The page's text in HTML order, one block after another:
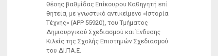
θέσης βαθμίδας Επίκουρου Καθηγητή επί
θητεία, με γνωστικό αντικείμενο «Ιστορία
Τέχνης» (ΑΡΡ 55920), του Τμήματος
Δημιουργικού Σχεδιασμού και Ένδυσης
Κιλκίς της Σχολής Επιστημών Σχεδιασμού
του ΔΙ.ΠΑ.Ε.